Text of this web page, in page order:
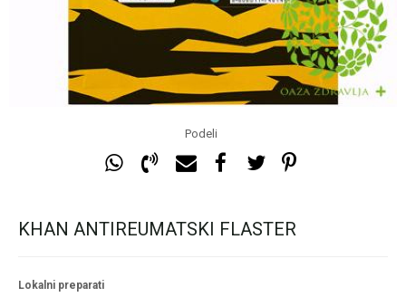
Podeli
KHAN ANTIREUMATSKI FLASTER
Lokalni preparati